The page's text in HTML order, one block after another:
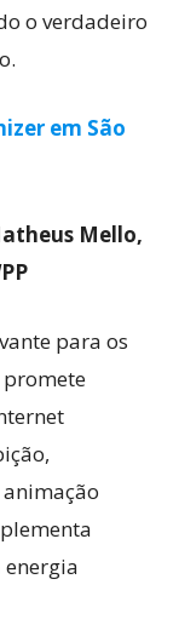
o verdadeiro
em São
Mello,
para os
promete